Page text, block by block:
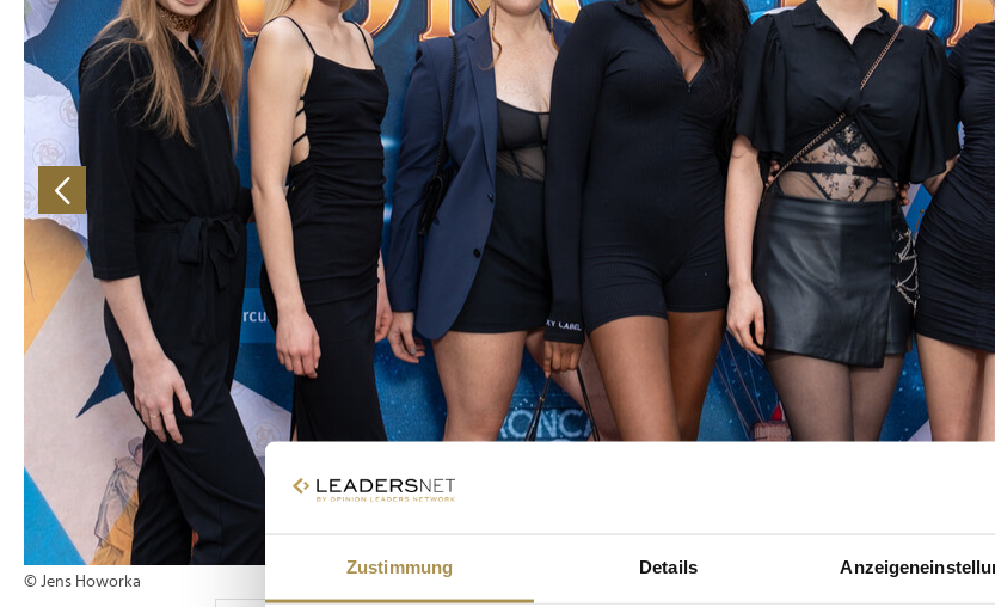
Zustimmung Details
© Jens Howorka